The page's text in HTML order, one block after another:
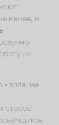
менее, и
на
«валяние
стресс.